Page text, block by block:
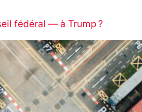
fédéral — à Trump ?